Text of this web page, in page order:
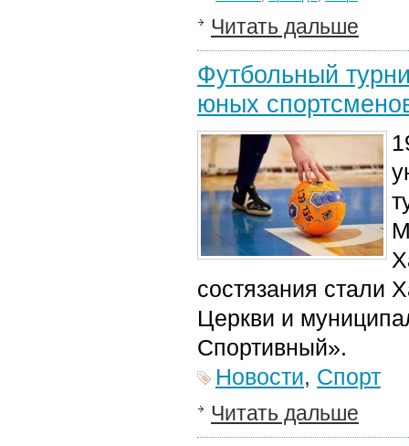
Читать дальше
Футбольный
юных
состязания стали
Церкви и
Спортивный».
Новости, Спорт
Читать дальше